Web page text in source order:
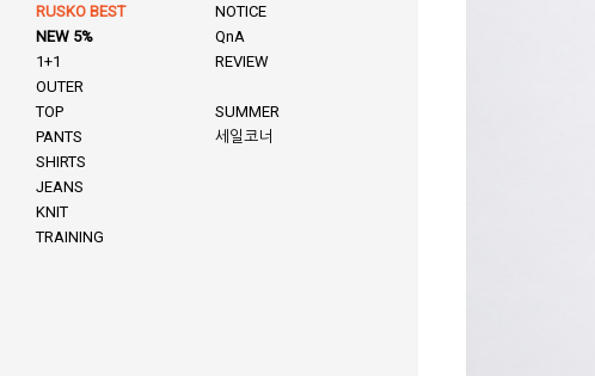
RUSKO BEST
NEW 5%
1+1
OUTER
TOP
PANTS
SHIRTS
JEANS
KNIT
TRAINING
NOTICE
QnA
REVIEW
SUMMER
세일코너